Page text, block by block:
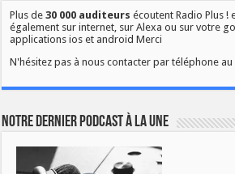
Plus de30 000 auditeurs écoutent Radio Plus !
également sur internet, sur Alexa ou sur votre
applications ios et android Merci
N'hésitez pas à nous contacter par téléphone au
Notre dernier podcast à la une